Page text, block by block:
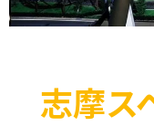
志摩ス